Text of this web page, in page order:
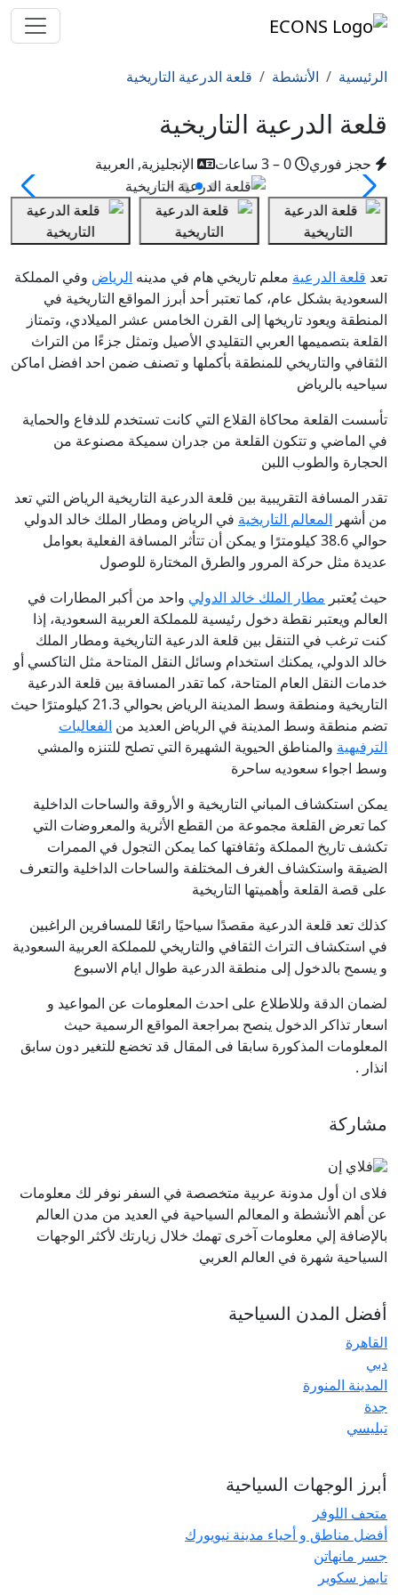
الرئيسية الأنشطة قلعة الدرعية التاريخية
قلعة الدرعية التاريخية
حجز فوري الإنجليزية, العربية
تعد قلعة الدرعية معلم تاريخي هام في مدينه الرياض وفي المملكة
السعودية بشكل عام، كما تعتبر أحد أبرز المواقع التاريخية في
المنطقة ويعود تاريخها إلى القرن الخامس عشر الميلادي، وتمتاز
القلعة بتصميمها العربي التقليدي الأصيل وتمثل جزءًا من التراث
الثقافي والتاريخي للمنطقة بأكملها و تصنف ضمن احد افضل اماكن
سياحيه بالرياض
تأسست القلعة محاكاة القلاع التي كانت تستخدم للدفاع والحماية
في الماضي و تتكون القلعة من جدران سميكة مصنوعة من
الحجارة والطوب اللبن
تقدر المسافة التقريبية بين قلعة الدرعية التاريخية الرياض التي تعد
من أشهر المعالم التاريخية في الرياض ومطار الملك خالد الدولي
حوالي 38.6 كيلومترًا و يمكن أن تتأثر المسافة الفعلية بعوامل
عديدة مثل حركة المرور والطرق المختارة للوصول
حيث يُعتبر مطار الملك خالد الدولي واحد من أكبر المطارات في
العالم ويعتبر نقطة دخول رئيسية للمملكة العربية السعودية، إذا
كنت ترغب في التنقل بين قلعة الدرعية التاريخية ومطار الملك
خالد الدولي، يمكنك استخدام وسائل النقل المتاحة مثل التاكسي أو
خدمات النقل العام المتاحة، كما تقدر المسافة بين قلعة الدرعية
التاريخية ومنطقة وسط المدينة الرياض بحوالي 21.3 كيلومترًا حيث
تضم منطقة وسط المدينة في الرياض العديد من الفعاليات
الترفيهية والمناطق الحيوية الشهيرة التي تصلح للتنزه والمشي
وسط اجواء سعوديه ساحرة
يمكن استكشاف المباني التاريخية و الأروقة والساحات الداخلية
كما تعرض القلعة مجموعة من القطع الأثرية والمعروضات التي
تكشف تاريخ المملكة وثقافتها كما يمكن التجول في الممرات
الضيقة واستكشاف الغرف المختلفة والساحات الداخلية والتعرف
على قصة القلعة وأهميتها التاريخية
كذلك تعد قلعة الدرعية مقصدًا سياحيًا رائعًا للمسافرين الراغبين
في استكشاف التراث الثقافي والتاريخي للمملكة العربية السعودية
و يسمح بالدخول إلى منطقة الدرعية طوال ايام الاسبوع
لضمان الدقة وللاطلاع على احدث المعلومات عن المواعيد و
اسعار تذاكر الدخول ينصح بمراجعة المواقع الرسمية حيث
المعلومات المذكورة سابقا فى المقال قد تخضع للتغير دون سابق
انذار .
مشاركة
فلاى ان أول مدونة عربية متخصصة في السفر نوفر لك معلومات
عن أهم الأنشطة و المعالم السياحية في العديد من مدن العالم
بالإضافة إلي معلومات آخرى تهمك خلال زيارتك لأكثر الوجهات
السياحية شهرة في العالم العربي
أفضل المدن السياحية
القاهرة
دبي
المدينة المنورة
جدة
تبليسي
أبرز الوجهات السياحية
متحف اللوفر
أفضل مناطق و أحياء مدينة نيويورك
جسر مانهاتن
تايمز سكوير